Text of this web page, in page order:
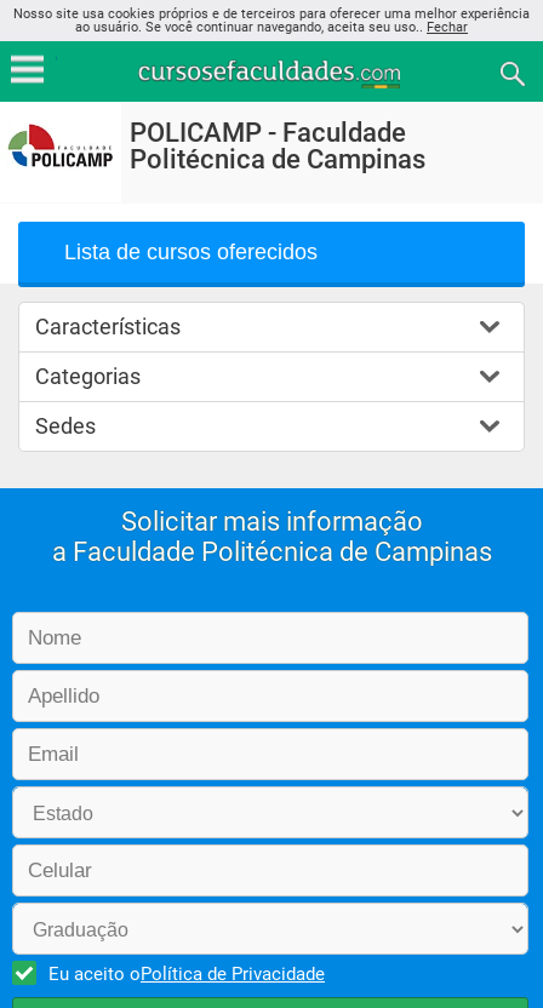
Nosso site usa cookies próprios e de terceiros para oferecer uma melhor experiência
ao usuário. Se você continuar navegando, aceita seu uso.. Fechar
POLICAMP - Faculdade
Politécnica de Campinas
Lista de cursos oferecidos
Características
Categorias
Sedes
Solicitar mais informação
a Faculdade Politécnica de Campinas
Eu aceito oPolítica de Privacidade